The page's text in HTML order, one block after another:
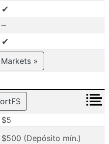
✔
–
✔
»
$5
$500 (Depósito mín.)